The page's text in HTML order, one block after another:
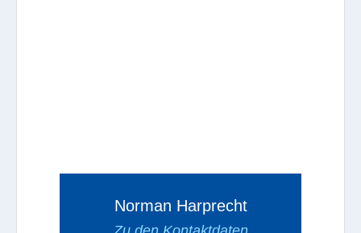
Norman Harprecht